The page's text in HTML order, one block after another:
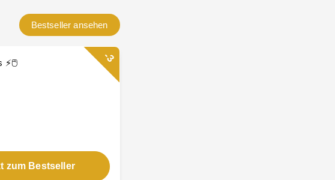
Bestseller ansehen
⚡🖱️
zum Bestseller
-3